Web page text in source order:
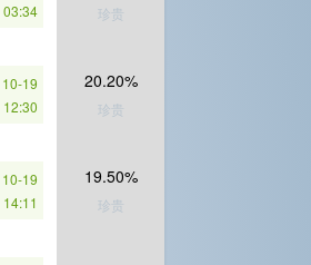
03:34
珍贵
10-19
12:30
20.20%
珍贵
10-19
14:11
19.50%
珍贵